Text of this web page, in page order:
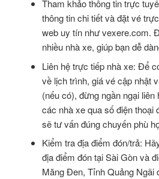
Tham khảo thông tin trực
thông tin chi tiết và đặt vé
web uy tín như vexere.com.
nhiều nhà xe, giúp bạn dễ
Liên hệ trực tiếp nhà xe: Để
về lịch trình, giá vé cập nhật
(nếu có), đừng ngần ngại
các nhà xe qua số điện thoại
sẽ tư vấn đúng chuyến phù
Kiểm tra địa điểm đón/trả:
địa điểm đón tại Sài Gòn và
Măng Đen, Tỉnh Quảng Ngãi